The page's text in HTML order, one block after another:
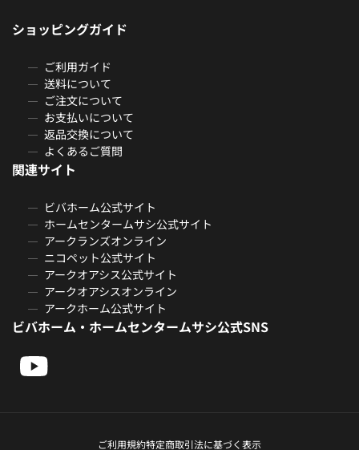
ショッピングガイド
ご利用ガイド
送料について
ご注文について
お支払いについて
返品交換について
よくあるご質問
関連サイト
ビバホーム公式サイト
ホームセンタームサシ公式サイト
アークランズオンライン
ニコペット公式サイト
アークオアシス公式サイト
アークオアシスオンライン
アークホーム公式サイト
ビバホーム・ホームセンタームサシ公式SNS
ご利用規約特定商取引法に基づく表示